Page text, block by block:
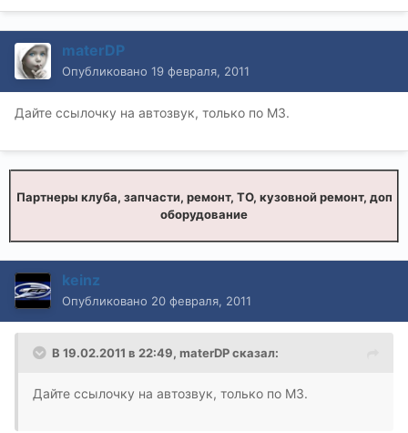
materDP
Опубликовано 19 февраля, 2011
Дайте ссылочку на автозвук, только по М3.
Партнеры клуба, запчасти, ремонт, ТО, кузовной ремонт, доп
оборудование
keinz
Опубликовано 20 февраля, 2011
В 19.02.2011 в 22:49, materDP сказал:
Дайте ссылочку на автозвук, только по М3.